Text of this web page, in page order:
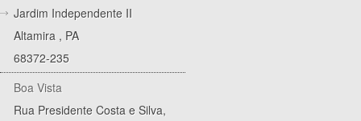
Jardim Independente II
Altamira , PA
68372-235
Boa Vista
Rua Presidente Costa e Silva,